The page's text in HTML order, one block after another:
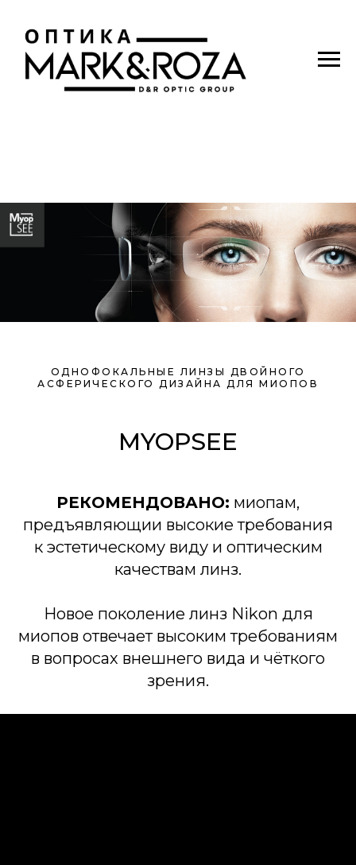
ОДНОФОКАЛЬНЫЕ ЛИНЗЫ ДВОЙНОГО
АСФЕРИЧЕСКОГО ДИЗАЙНА ДЛЯ МИОПОВ
MYOPSEE
РЕКОМЕНДОВАНО: миопам,
предъявляющии высокие требования
к эстетическому виду и оптическим
качествам линз.
Новое поколение линз Nikon для
миопов отвечает высоким требованиям
в вопросах внешнего вида и чёткого
зрения.